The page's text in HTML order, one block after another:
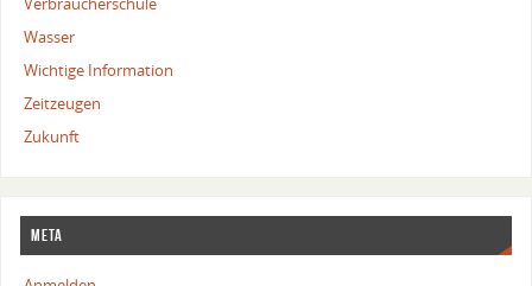
Verbraucherschule
Wasser
Wichtige Information
Zeitzeugen
Zukunft
Meta